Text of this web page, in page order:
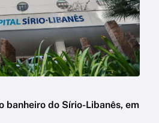
banheiro do Sírio-Libanês, em